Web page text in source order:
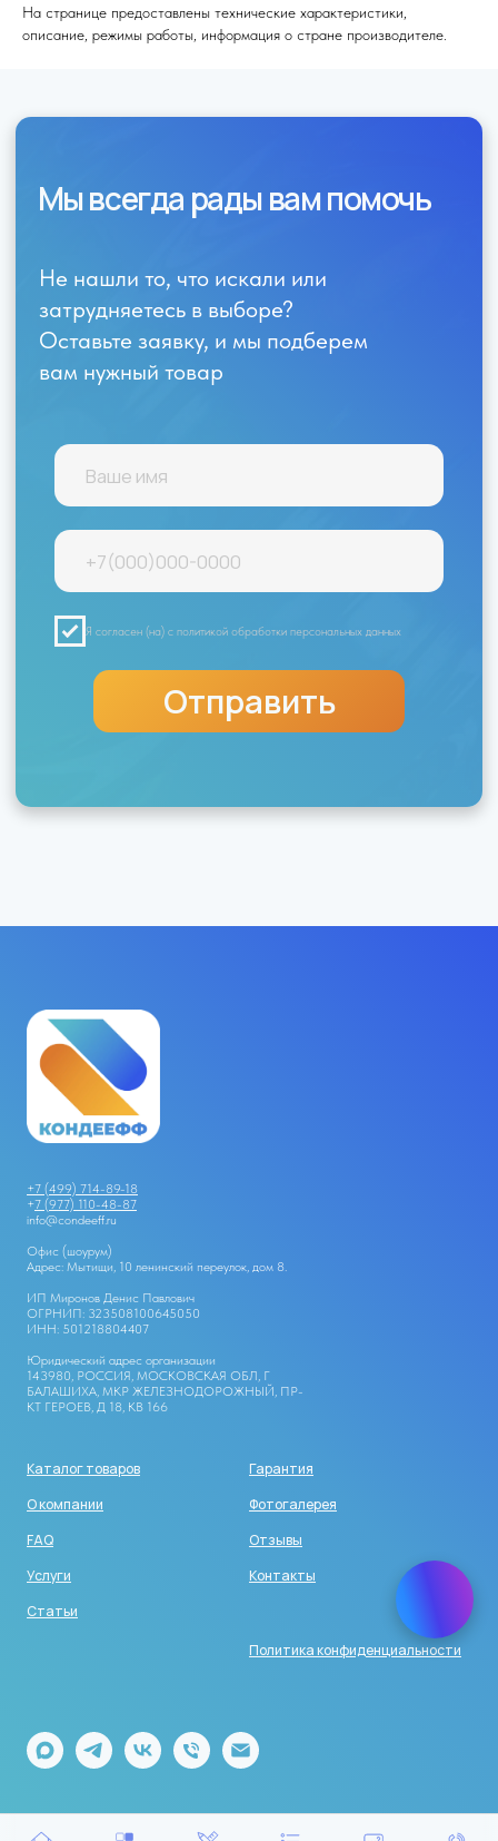
На странице предоставлены технические характеристики,
описание, режимы работы, информация о стране производителе.
Отправить
+7 (499) 714-89-18
+7 (977) 110-48-87
info@condeeff.ru
Офис (шоурум)
Адрес: Мытищи, 10 ленинский переулок, дом 8.
ИП Миронов Денис Павлович
ОГРНИП: 323508100645050
ИНН: 501218804407
Юридический адрес организации
143980, РОССИЯ, МОСКОВСКАЯ ОБЛ, Г
БАЛАШИХА, МКР ЖЕЛЕЗНОДОРОЖНЫЙ, ПР-
КТ ГЕРОЕВ, Д 18, КВ 166
Каталог товаров
О компании
FAQ
Услуги
Статьи
Гарантия
Фотогалерея
Отзывы
Контакты
Политика конфиденциальности